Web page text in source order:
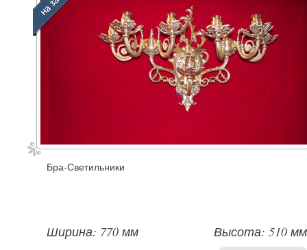
Бра-Светильники
Ширина: 770 мм Высота: 510 мм